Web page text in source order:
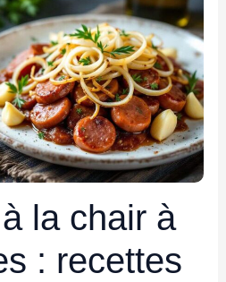
la chair à
: recettes